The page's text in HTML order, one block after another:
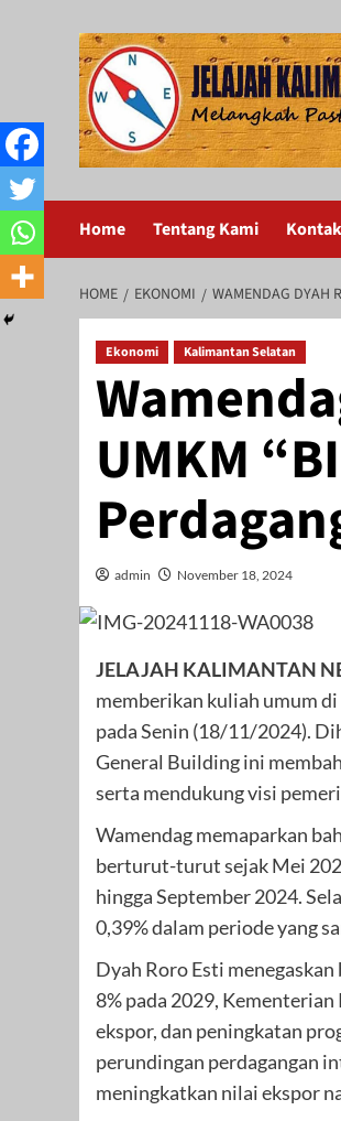
Home Tentang Kami
HOME EKONOMI WAMENDAG DYAH
Ekonomi Kalimantan Selatan
UMKM
admin November 18, 2024
JELAJAH KALIMANTAN
memberikan kuliah umum
pada Senin (18/11/2024).
General Building ini
serta mendukung visi
Wamendag memaparkan
berturut-turut sejak Mei
hingga September 2024.
0,39% dalam periode yang
Dyah Roro Esti
8% pada 2029,
ekspor, dan peningkatan
perundingan perdagangan
meningkatkan nilai ekspor